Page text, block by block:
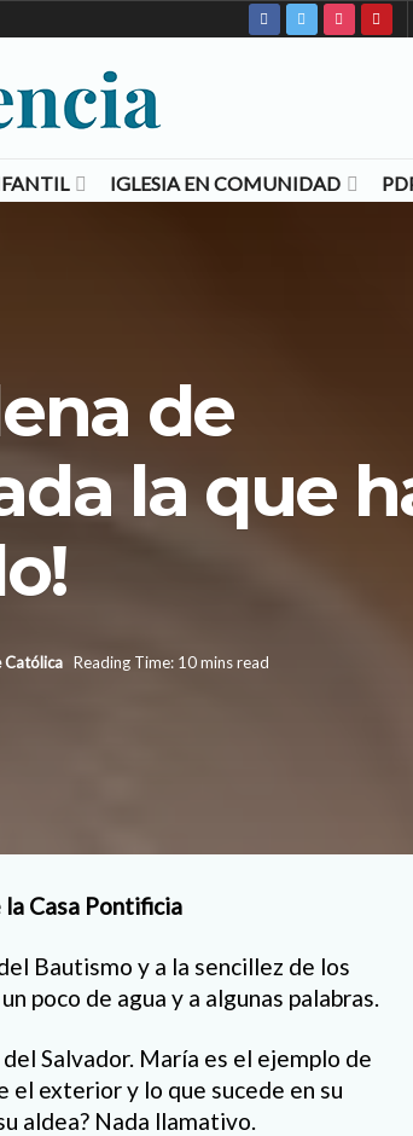
IGLESIA EN COMUNIDAD
de
la que
Católica Reading Time: 10 mins read
Casa Pontificia
Bautismo y a la sencillez de los
poco de agua y a algunas palabras.
Salvador. María es el ejemplo de
el exterior y lo que sucede en su
aldea? Nada llamativo.